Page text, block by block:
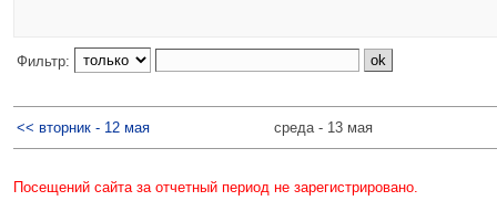
Фильтр:
<< вторник - 12 мая среда - 13 мая
Посещений сайта за отчетный период не зарегистрировано.